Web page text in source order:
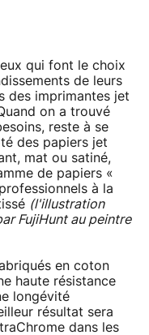
qui font le choix
de leurs
des imprimantes jet
on a trouvé
reste à se
des papiers jet
mat ou satiné,
de papiers «
à la
(l'illustration
FujiHunt au peintre
en coton
haute résistance
longévité
résultat sera
dans les